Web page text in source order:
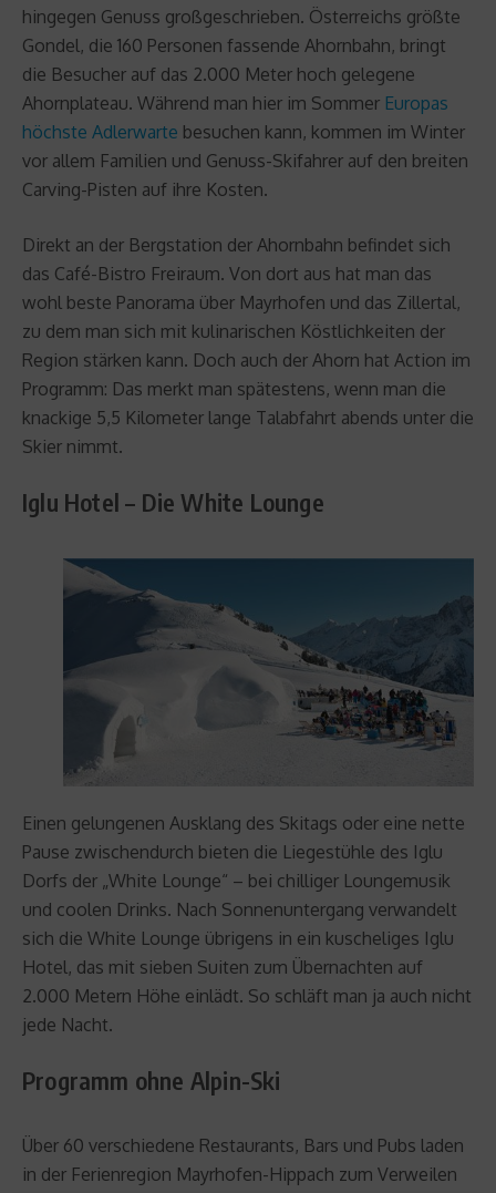
hingegen Genuss großgeschrieben. Österreichs größte
Gondel, die 160 Personen fassende Ahornbahn, bringt
die Besucher auf das 2.000 Meter hoch gelegene
Ahornplateau. Während man hier im Sommer Europas
höchste Adlerwarte besuchen kann, kommen im Winter
vor allem Familien und Genuss-Skifahrer auf den breiten
Carving-Pisten auf ihre Kosten.
Direkt an der Bergstation der Ahornbahn befindet sich
das Café-Bistro Freiraum. Von dort aus hat man das
wohl beste Panorama über Mayrhofen und das Zillertal,
zu dem man sich mit kulinarischen Köstlichkeiten der
Region stärken kann. Doch auch der Ahorn hat Action im
Programm: Das merkt man spätestens, wenn man die
knackige 5,5 Kilometer lange Talabfahrt abends unter die
Skier nimmt.
Iglu Hotel – Die White Lounge
Einen gelungenen Ausklang des Skitags oder eine nette
Pause zwischendurch bieten die Liegestühle des Iglu
Dorfs der „White Lounge“ – bei chilliger Loungemusik
und coolen Drinks. Nach Sonnenuntergang verwandelt
sich die White Lounge übrigens in ein kuscheliges Iglu
Hotel, das mit sieben Suiten zum Übernachten auf
2.000 Metern Höhe einlädt. So schläft man ja auch nicht
jede Nacht.
Programm ohne Alpin-Ski
Über 60 verschiedene Restaurants, Bars und Pubs laden
in der Ferienregion Mayrhofen-Hippach zum Verweilen